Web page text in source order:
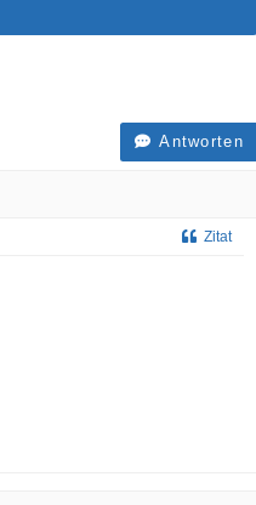
Antworten
Zitat